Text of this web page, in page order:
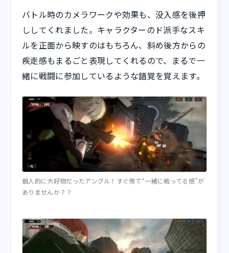
バトル時のカメラワークや効果も、没入感を後押
ししてくれました。キャラクターのド派手なスキ
ルを正面から映すのはもちろん、斜め後方からの
疾走感もまるごと表現してくれるので、まるで一
緒に戦闘に参加しているような錯覚を覚えます。
個人的に大好物だったアングル！すぐ傍で“一緒に戦ってる感”が
ありませんか？？